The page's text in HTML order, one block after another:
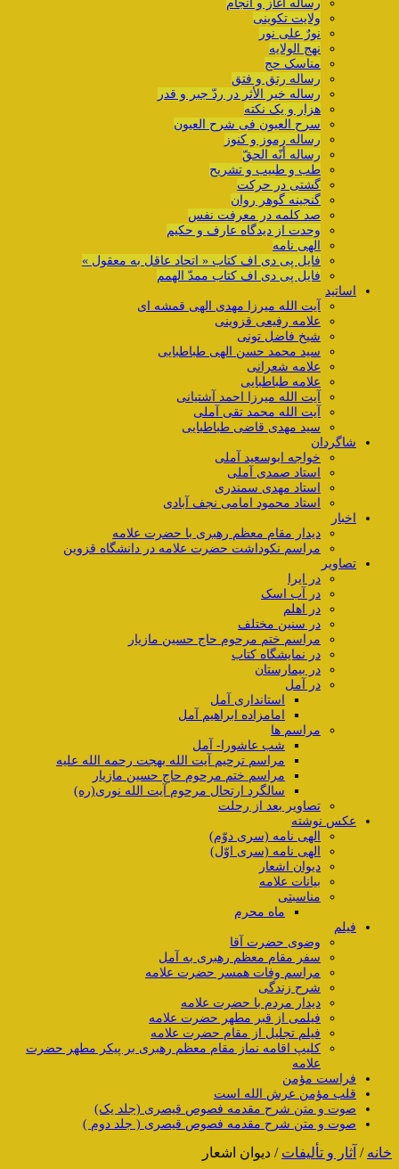
رساله آغاز و انجام
ولایت تکوینی
نورٌ علی نور
نهج الولایه
مناسک حج
رساله رتق و فتق
رساله خیر الأثر در ردّ جبر و قدر
هزار و یک نکته
سرح العیون فی شرح العیون
رساله رموز و کنوز
رساله أنّه الحقّ
طب و طبیب و تشریح
گشتی در حرکت
گنجینه گوهر روان
صد کلمه در معرفت نفس
وحدت از دیدگاه عارف و حکیم
الهی نامه
فایل پی دی اف کتاب « اتحاد عاقل به معقول »
فایل پی دی اف کتاب ممدّ الهمم
اساتید
آیت الله میرزا مهدی الهی قمشه ای
علامه رفیعی قزوینی
شیخ فاضل تونی
سید محمد حسن الهی طباطبایی
علامه شعرانی
علامه طباطبایی
آیت الله میرزا احمد آشتیانی
آیت الله محمد تقی آملی
سید مهدی قاضی طباطبایی
شاگردان
خواجه ابوسعید آملی
استاد صمدی آملی
استاد مهدی سمندری
استاد محمود امامی نجف آبادی
اخبار
دیدار مقام معظم رهبری با حضرت علامه
مراسم نکوداشت حضرت علامه در دانشگاه قزوین
تصاویر
در ایرا
در آب اسک
در اهلم
در سنین مختلف
مراسم ختم مرحوم حاج حسین مازیار
در نمایشگاه کتاب
در بیمارستان
در آمل
استانداری آمل
امامزاده ابراهیم آمل
مراسم ها
شب عاشورا- آمل
مراسم ترحیم آیت الله بهجت رحمه الله علیه
مراسم ختم مرحوم حاج حسین مازیار
سالگرد ارتحال مرحوم آیت الله نوری(ره)
تصاویر بعد از رحلت
عکس نوشته
الهی نامه (سری دوّم)
الهی نامه (سری اوّل)
دیوان اشعار
بیانات علامه
مناسبتی
ماه محرم
فیلم
وضوی حضرت آقا
سفر مقام معظم رهبری به آمل
مراسم وفات همسر حضرت علامه
شرح زندگی
دیدار مردم با حضرت علامه
فیلمی از قبر مطهر حضرت علامه
فیلم تجلیل از مقام حضرت علامه
کلیپ اقامه نماز مقام معظم رهبری بر پیکر مطهر حضرت
علامه
فراست مؤمن
قلب مؤمن عرش الله است
صوت و متن شرح مقدمه فصوص قیصری (جلد یک)
صوت و متن شرح مقدمه فصوص قیصری ( جلد دوم )
خانه / آثار و تألیفات / دیوان اشعار